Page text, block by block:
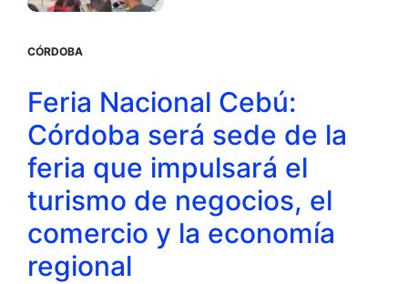
CÓRDOBA
Feria Nacional Cebú:
Córdoba será sede de la
feria que impulsará el
turismo de negocios, el
comercio y la economía
regional